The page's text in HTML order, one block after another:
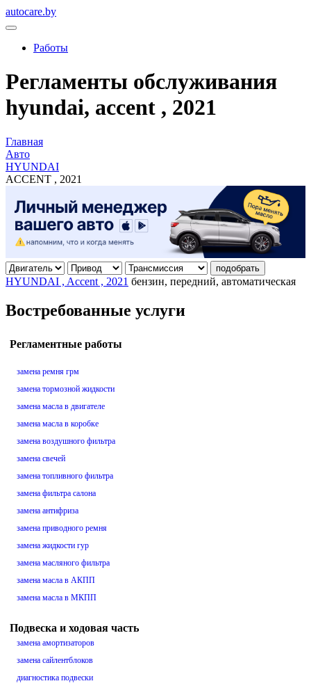
autocare.by
Работы
Регламенты обслуживания
hyundai, accent , 2021
Главная
Авто
HYUNDAI
ACCENT , 2021
подобрать
HYUNDAI , Accent , 2021 бензин, передний, автоматическая
Востребованные услуги
Регламентные работы
замена ремня грм
замена тормозной жидкости
замена масла в двигателе
замена масла в коробке
замена воздушного фильтра
замена свечей
замена топливного фильтра
замена фильтра салона
замена антифриза
замена приводного ремня
замена жидкости гур
замена масляного фильтра
замена масла в АКПП
замена масла в МКПП
Подвеска и ходовая часть
замена амортизаторов
замена сайлентблоков
диагностика подвески